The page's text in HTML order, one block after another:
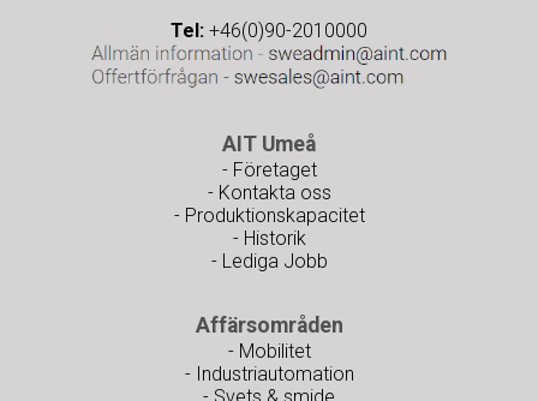
Tel: +46(0)90-2010000
AIT Umeå
- Företaget
- Kontakta oss
- Produktionskapacitet
- Historik
- Lediga Jobb
Affärsområden
- Mobilitet
- Industriautomation